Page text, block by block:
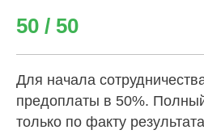
50 / 50
Для начала
предоплаты в 50%.
только по факту